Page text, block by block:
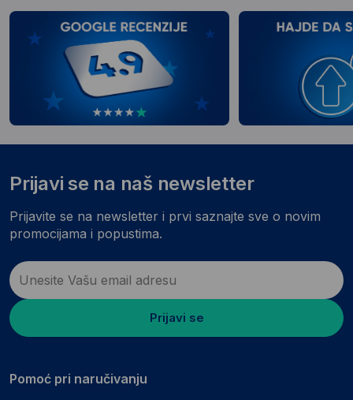
Prijavi se na naš newsletter
Prijavite se na newsletter i prvi saznajte sve o novim
promocijama i popustima.
Prijavi se
Pomoć pri naručivanju